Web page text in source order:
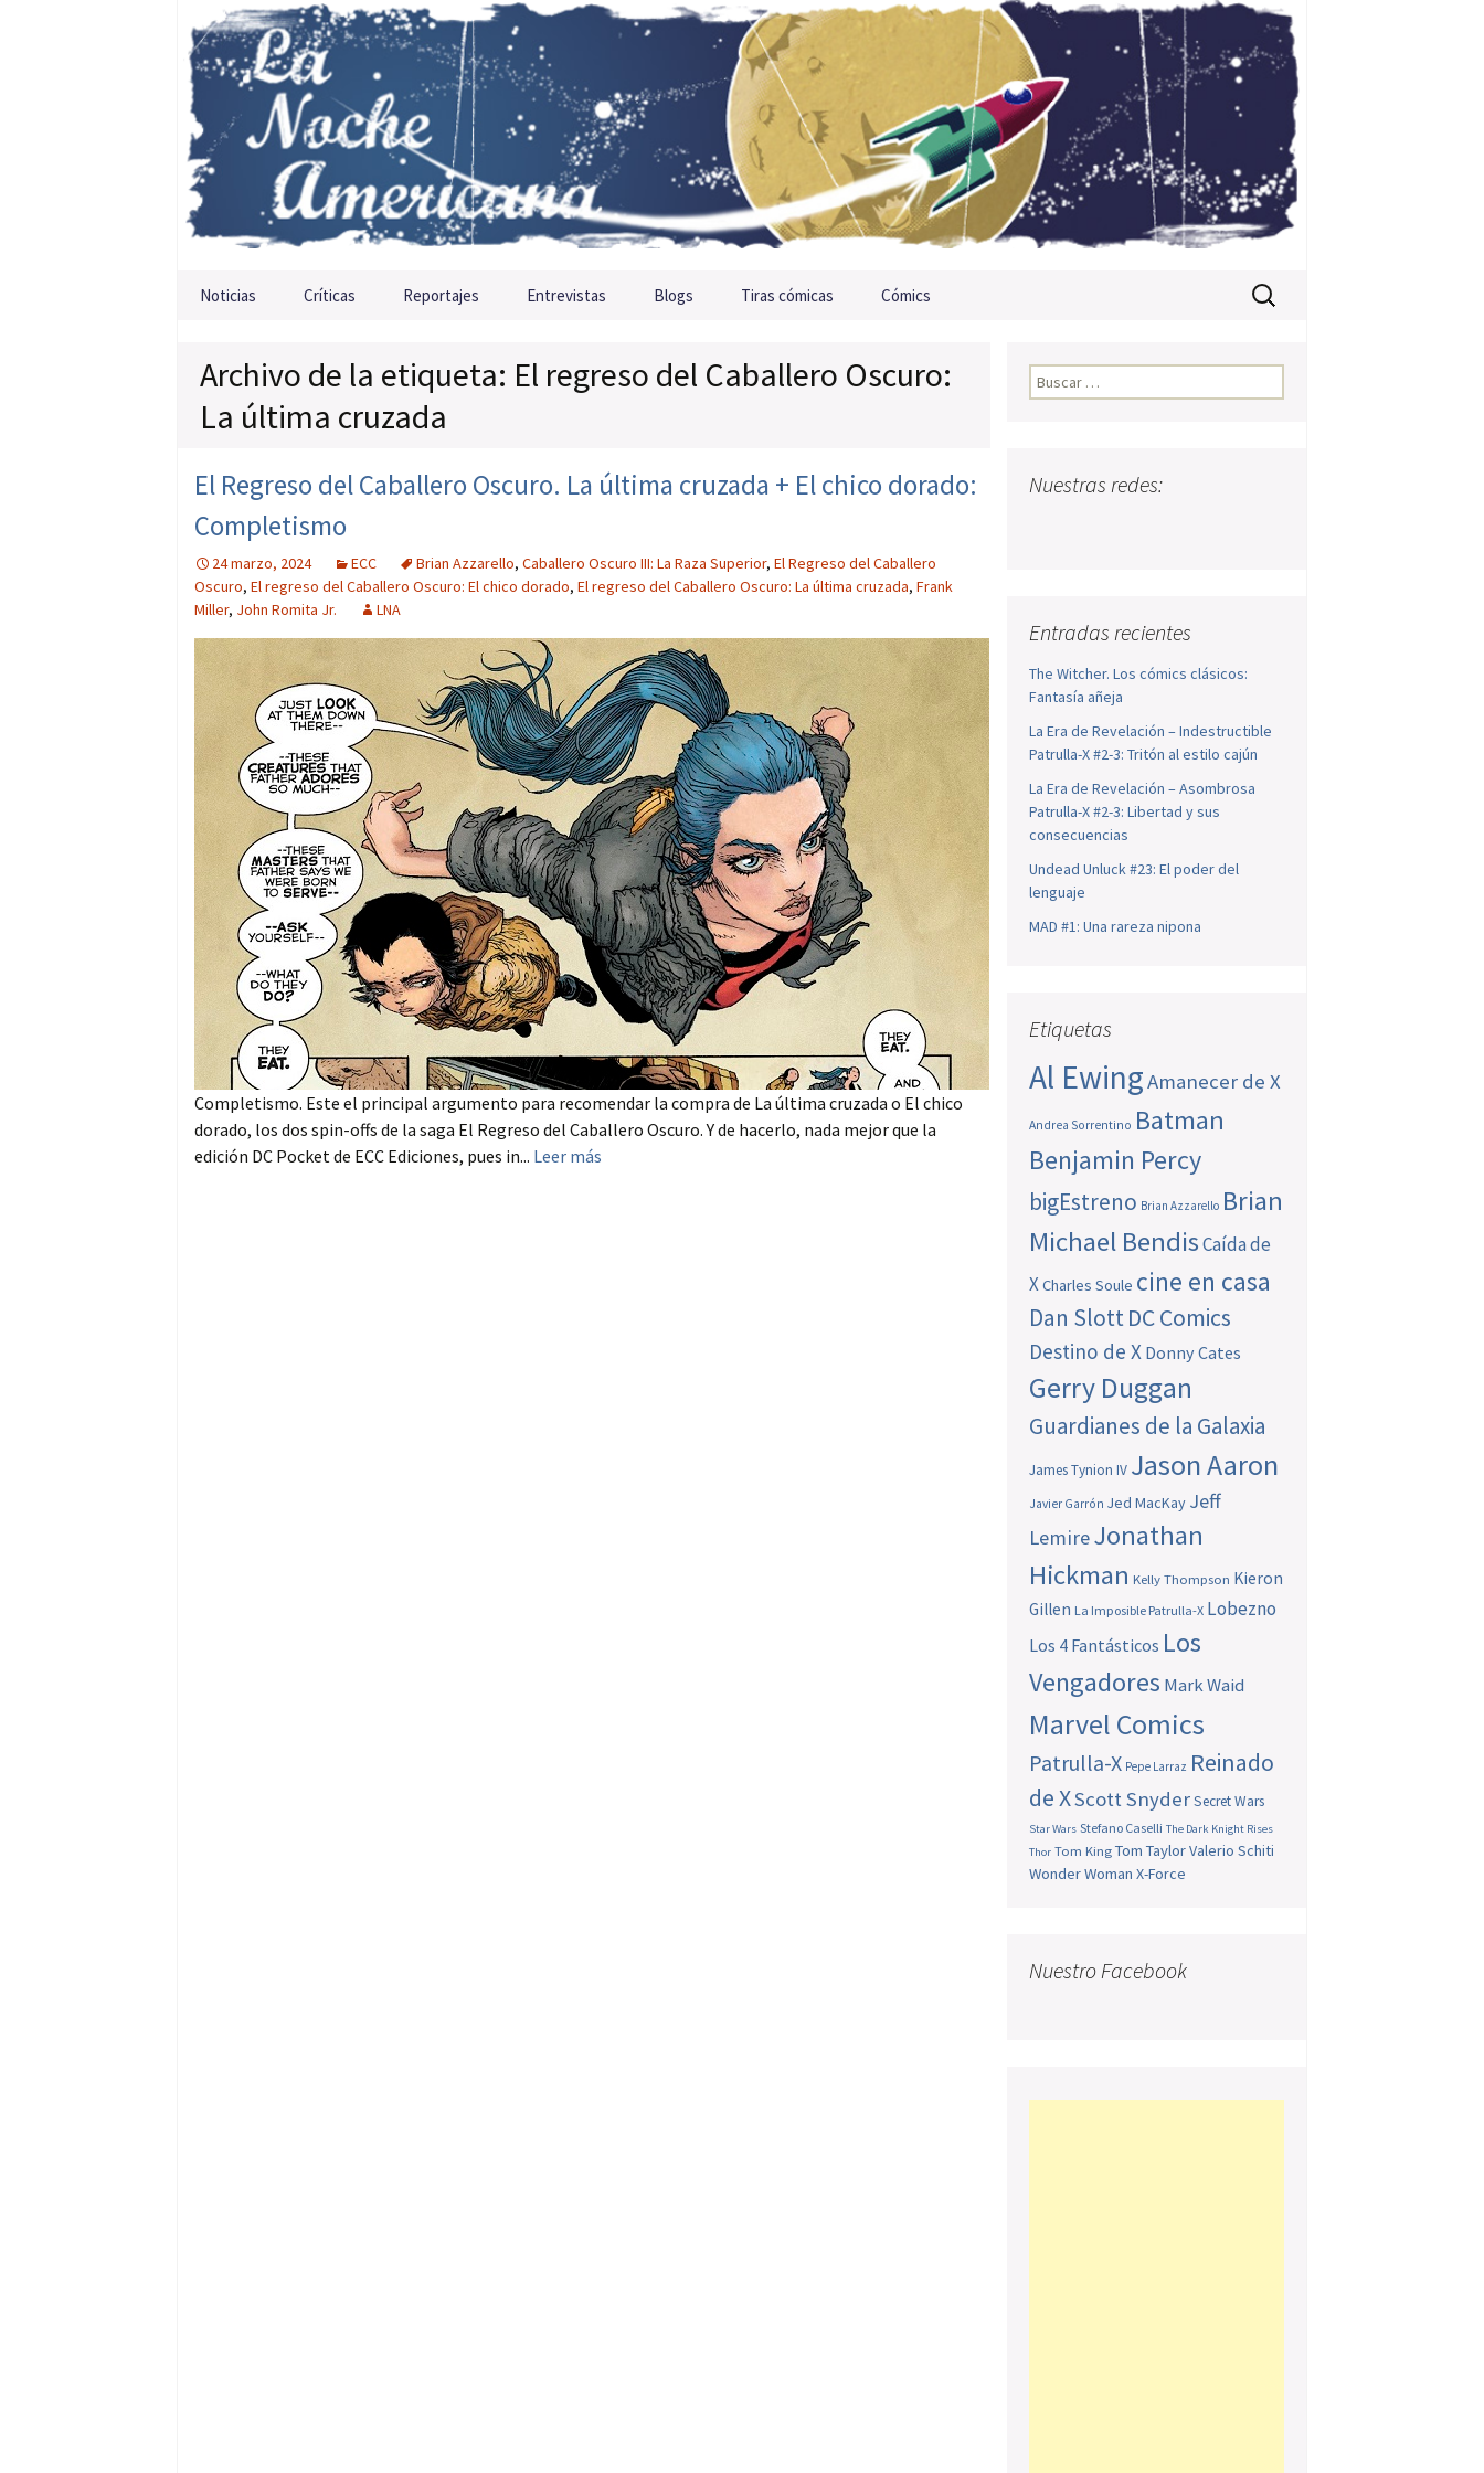
Saltar al contenido
Noticias Críticas Reportajes Entrevistas Blogs Tiras cómicas Cómics Buscar:
Archivo de la etiqueta: El regreso del Caballero Oscuro:
La última cruzada
El Regreso del Caballero Oscuro. La última cruzada + El chico dorado:
Completismo
24 marzo, 2024 ECC Brian Azzarello, Caballero Oscuro III: La Raza Superior, El Regreso del Caballero
Oscuro, El regreso del Caballero Oscuro: El chico dorado, El regreso del Caballero Oscuro: La última cruzada, Frank
Miller, John Romita Jr. LNA
Completismo. Este el principal argumento para recomendar la compra de La última cruzada o El chico
dorado, los dos spin-offs de la saga El Regreso del Caballero Oscuro. Y de hacerlo, nada mejor que la
edición DC Pocket de ECC Ediciones, pues in... Leer más
Buscar:
Nuestras redes:
Entradas recientes
The Witcher. Los cómics clásicos:
Fantasía añeja
La Era de Revelación – Indestructible
Patrulla-X #2-3: Tritón al estilo cajún
La Era de Revelación – Asombrosa
Patrulla-X #2-3: Libertad y sus
consecuencias
Undead Unluck #23: El poder del
lenguaje
MAD #1: Una rareza nipona
Etiquetas
Al EwingAmanecer de X
Andrea Sorrentino Batman
Benjamin Percy
bigEstreno Brian Azzarello Brian
Michael BendisCaída de
XCharles Soule cine en casa
Dan SlottDC Comics
Destino de X Donny Cates
Gerry Duggan
Guardianes de la Galaxia
James Tynion IV Jason Aaron
Javier Garrón Jed MacKay Jeff
LemireJonathan
Hickman Kelly Thompson Kieron
Gillen La Imposible Patrulla-X Lobezno
Los 4 Fantásticos Los
Vengadores Mark Waid
Marvel Comics
Patrulla-X Pepe Larraz Reinado
de XScott SnyderSecret Wars
Star Wars Stefano Caselli The Dark Knight Rises
Thor Tom King Tom TaylorValerio Schiti
Wonder Woman X-Force
Nuestro Facebook